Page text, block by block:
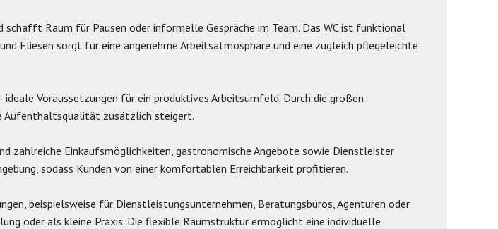
Raum für Pausen oder informelle Gespräche im Team. Das WC ist funktional
Fliesen sorgt für eine angenehme Arbeitsatmosphäre und eine zugleich pflegeleichte
Voraussetzungen für ein produktives Arbeitsumfeld. Durch die großen
Aufenthaltsqualität zusätzlich steigert.
zahlreiche Einkaufsmöglichkeiten, gastronomische Angebote sowie Dienstleister
sodass Kunden von einer komfortablen Erreichbarkeit profitieren.
beispielsweise für Dienstleistungsunternehmen, Beratungsbüros, Agenturen oder
oder als kleine Praxis. Die flexible Raumstruktur ermöglicht eine individuelle